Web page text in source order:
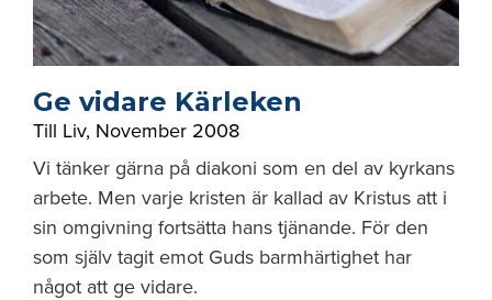
Ge vidare Kärleken
Till Liv, November 2008
Vi tänker gärna på diakoni som en del av kyrkans
arbete. Men varje kristen är kallad av Kristus att i
sin omgivning fortsätta hans tjänande. För den
som själv tagit emot Guds barmhärtighet har
något att ge vidare.